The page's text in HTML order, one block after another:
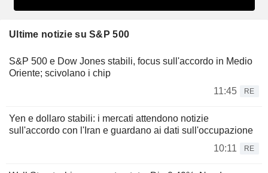
Ultime notizie su S&P 500
S&P 500 e Dow Jones stabili, focus sull'accordo in Medio
Oriente; scivolano i chip
11:45
RE
Yen e dollaro stabili: i mercati attendono notizie
sull'accordo con l'Iran e guardano ai dati sull'occupazione
10:11
RE